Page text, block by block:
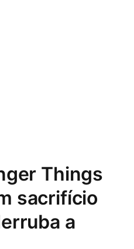
Things
sacrifício
a